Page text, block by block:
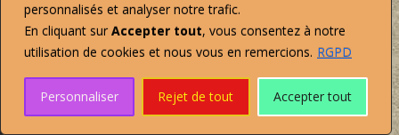
personnalisés et analyser notre trafic.
En cliquant sur Accepter tout, vous consentez à notre
utilisation de cookies et nous vous en remercions. RGPD
Personnaliser Rejet de tout Accepter tout